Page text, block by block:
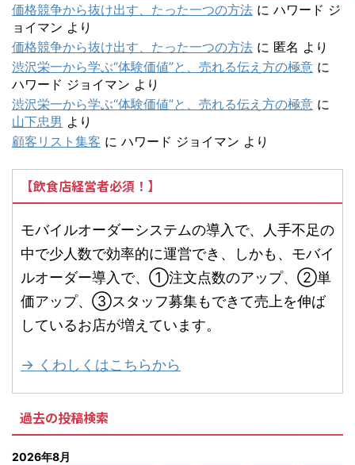
価格競争から抜け出す、たった一つの方法 に ハワード ジ
ョイマン より
価格競争から抜け出す、たった一つの方法 に 匿名 より
渋沢栄一から学ぶ“体験価値”と、売れる伝え方の極意 に
ハワード ジョイマン より
渋沢栄一から学ぶ“体験価値”と、売れる伝え方の極意 に
山下忠男 より
顧客リスト集客 に ハワード ジョイマン より
【飲食店経営者必須！】
モバイルオーダーシステムの導入で、人手不足の
中で少人数で効率的に運営でき、しかも、モバイ
ルオーダー導入で、①注文点数のアップ、②単
価アップ、③スタッフ募集もできて売上を伸ば
しているお店が増えています。
→ くわしくはこちらから
過去の投稿検索
2026年8月